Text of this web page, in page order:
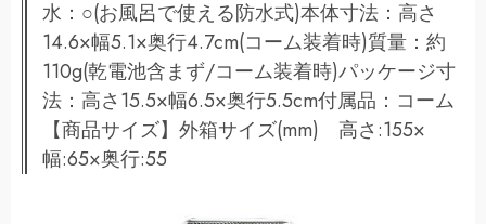
水：○(お風呂で使える防水式)本体寸法：高さ
14.6×幅5.1×奥行4.7cm(コーム装着時)質量：約
110g(乾電池含まず/コーム装着時)パッケージ寸
法：高さ15.5×幅6.5×奥行5.5cm付属品：コーム
【商品サイズ】外箱サイズ(mm) 高さ:155×
幅:65×奥行:55